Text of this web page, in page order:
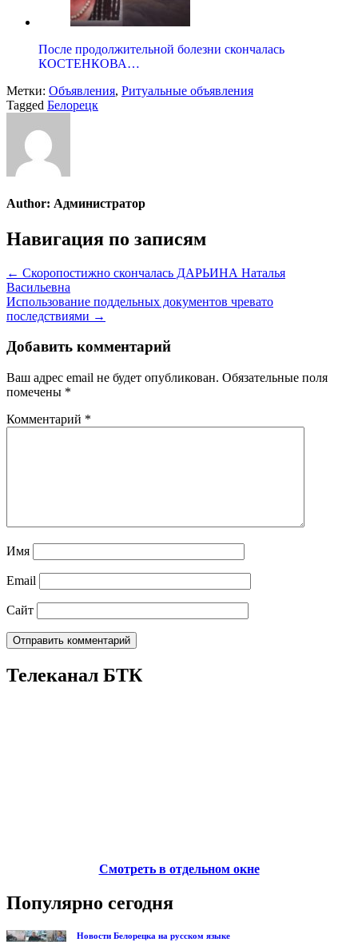
После продолжительной болезни скончалась
КОСТЕНКОВА…
Метки: Объявления, Ритуальные объявления
Tagged Белорецк
Author: Администратор
Навигация по записям
← Скоропостижно скончалась ДАРЬИНА Наталья
Васильевна
Использование поддельных документов чревато
последствиями →
Добавить комментарий
Ваш адрес email не будет опубликован. Обязательные поля
помечены *
Комментарий *
Имя
Email
Сайт
Телеканал БТК
Смотреть в отдельном окне
Популярно сегодня
Новости Белорецка на русском языке